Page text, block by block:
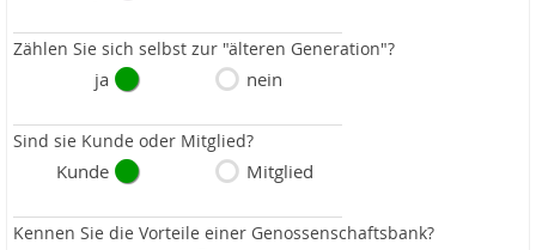
Zählen Sie sich selbst zur "älteren Generation"?
ja nein
Sind sie Kunde oder Mitglied?
Kunde Mitglied
Kennen Sie die Vorteile einer Genossenschaftsbank?